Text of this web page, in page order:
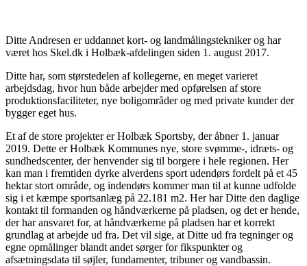
Ditte Andresen er uddannet kort- og landmålingstekniker og har
været hos Skel.dk i Holbæk-afdelingen siden 1. august 2017.
Ditte har, som størstedelen af kollegerne, en meget varieret
arbejdsdag, hvor hun både arbejder med opførelsen af store
produktionsfaciliteter, nye boligområder og med private kunder der
bygger eget hus.
Et af de store projekter er Holbæk Sportsby, der åbner 1. januar
2019. Dette er Holbæk Kommunes nye, store svømme-, idræts- og
sundhedscenter, der henvender sig til borgere i hele regionen. Her
kan man i fremtiden dyrke alverdens sport udendørs fordelt på et 45
hektar stort område, og indendørs kommer man til at kunne udfolde
sig i et kæmpe sportsanlæg på 22.181 m2. Her har Ditte den daglige
kontakt til formanden og håndværkerne på pladsen, og det er hende,
der har ansvaret for, at håndværkerne på pladsen har et korrekt
grundlag at arbejde ud fra. Det vil sige, at Ditte ud fra tegninger og
egne opmålinger blandt andet sørger for fikspunkter og
afsætningsdata til søjler, fundamenter, tribuner og vandbassin.